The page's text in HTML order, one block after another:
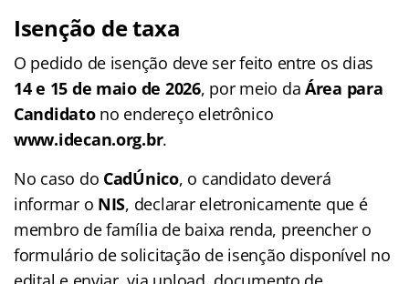
Isenção de taxa
O pedido de isenção deve ser feito entre os dias
14 e 15 de maio de 2026, por meio daÁrea para
Candidatono endereço eletrônico
www.idecan.org.br.
No caso do CadÚnico, o candidato deverá
informar o NIS, declarar eletronicamente que é
membro de família de baixa renda, preencher o
formulário de solicitação de isenção disponível no